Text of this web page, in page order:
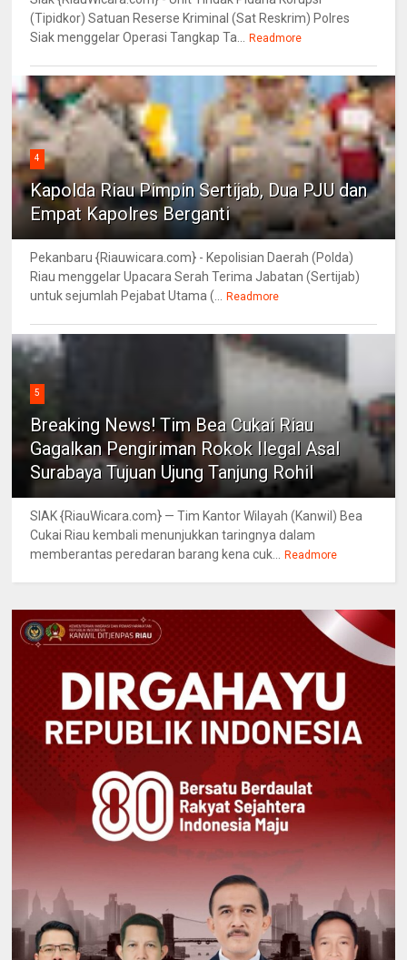
(Tipidkor) Satuan Reserse Kriminal (Sat Reskrim) Polres
Siak menggelar Operasi Tangkap Ta...
Readmore
4
Kapolda Riau Pimpin Sertijab, Dua PJU dan
Empat Kapolres Berganti
Pekanbaru {Riauwicara.com} - Kepolisian Daerah (Polda)
Riau menggelar Upacara Serah Terima Jabatan (Sertijab)
untuk sejumlah Pejabat Utama (...
Readmore
5
Breaking News! Tim Bea Cukai Riau
Gagalkan Pengiriman Rokok Ilegal Asal
Surabaya Tujuan Ujung Tanjung Rohil
SIAK {RiauWicara.com} — Tim Kantor Wilayah (Kanwil) Bea
Cukai Riau kembali menunjukkan taringnya dalam
memberantas peredaran barang kena cuk...
Readmore